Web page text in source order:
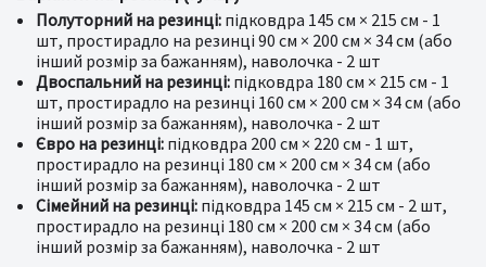
Полуторний на резинці: підковдра 145 см × 215 см - 1
шт, простирадло на резинці 90 см × 200 см × 34 см (або
інший розмір за бажанням), наволочка - 2 шт
Двоспальний на резинці: підковдра 180 см × 215 см - 1
шт, простирадло на резинці 160 см × 200 см × 34 см (або
інший розмір за бажанням), наволочка - 2 шт
Євро на резинці: підковдра 200 см × 220 см - 1 шт,
простирадло на резинці 180 см × 200 см × 34 см (або
інший розмір за бажанням), наволочка - 2 шт
Сімейний на резинці: підковдра 145 см × 215 см - 2 шт,
простирадло на резинці 180 см × 200 см × 34 см (або
інший розмір за бажанням), наволочка - 2 шт